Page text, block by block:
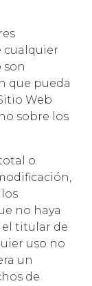
cualquier
son
que pueda
Web
sobre los
o
no haya
titular de
uso no
un
de